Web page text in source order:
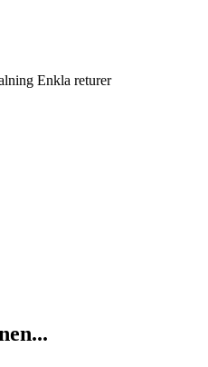
Enkla returer